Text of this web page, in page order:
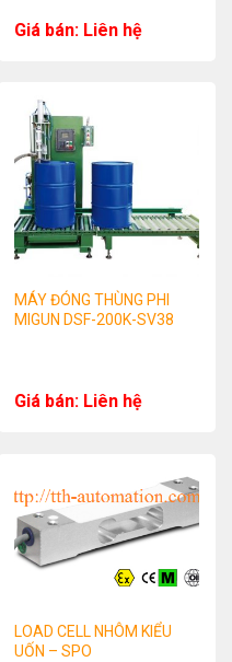
Giá bán: Liên hệ
MÁY ĐÓNG THÙNG PHI
MIGUN DSF-200K-SV38
Giá bán: Liên hệ
LOAD CELL NHÔM KIỂU
UỐN – SPO